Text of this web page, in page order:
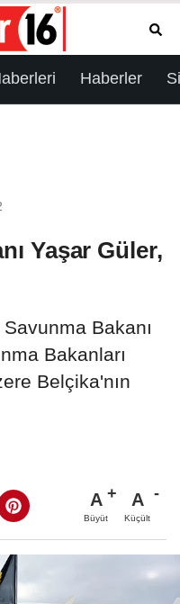
Haberler
Yaşar Güler,
Bakanı
Bakanları
Belçika'nın
A
Büyüt
A
Küçült